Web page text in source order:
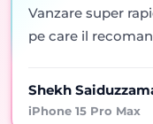
Vanzare super
pe care il
Shekh
iPhone 15 Pro Max